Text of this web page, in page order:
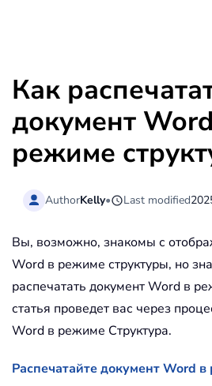
Как
документ
режиме
AuthorKelly• Last modified
Вы, возможно, знакомы с
Word в режиме структуры, но
распечатать документ Word в
статья проведет вас через
Word в режиме Структура.
Распечатайте документ Word